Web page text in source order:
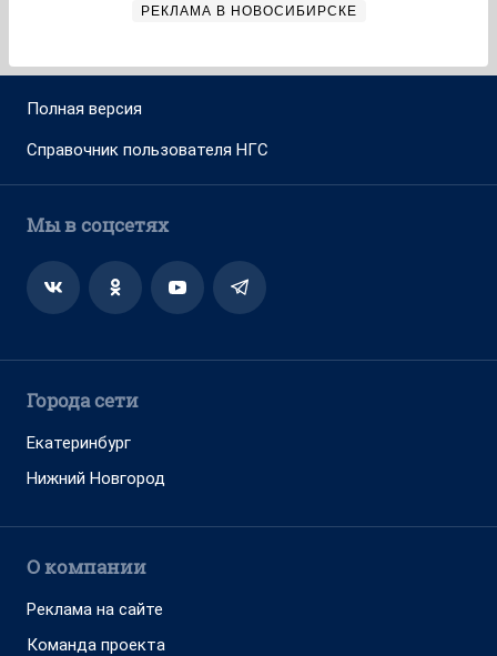
РЕКЛАМА В НОВОСИБИРСКЕ
Полная версия
Справочник пользователя НГС
Мы в соцсетях
Города сети
Екатеринбург
Нижний Новгород
О компании
Реклама на сайте
Команда проекта